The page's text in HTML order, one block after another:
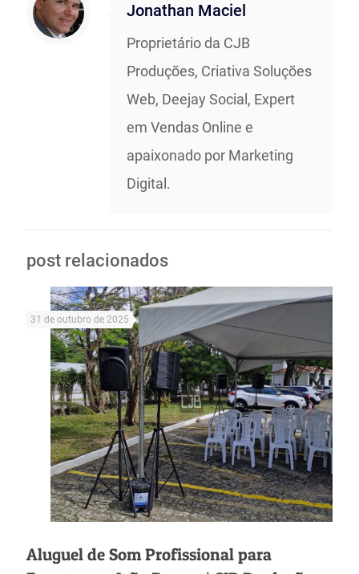
Jonathan Maciel
Proprietário da CJB
Produções, Criativa Soluções
Web, Deejay Social, Expert
em Vendas Online e
apaixonado por Marketing
Digital.
post relacionados
31 de outubro de 2025
Aluguel de Som Profissional para